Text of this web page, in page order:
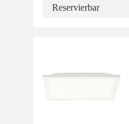
Reservierbar